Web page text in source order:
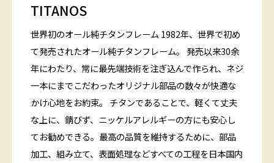
TITANOS
世界初のオール純チタンフレーム 1982年、世界で初め
て発売されたオール純チタンフレーム。 発売以来30余
年にわたり、常に最先端技術を注ぎ込んで作られ、ネジ
一本にまでこだわったオリジナル部品の数々が快適な
かけ心地をお約束。 チタンであることで、軽くて丈夫
な上に、錆びず、ニッケルアレルギーの方にも安心し
てお勧めできる。最高の品質を維持するために、部品
加工、組み立て、表面処理などすべての工程を日本国内